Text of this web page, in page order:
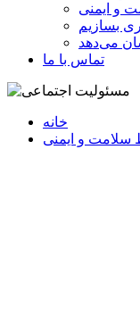
و ایمنی
بسازیم
می‌دهد
تماس با ما
خانه
سلامت و ایمنی